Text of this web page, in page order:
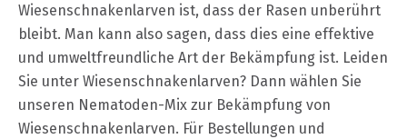
Wiesenschnakenlarven ist, dass der Rasen unberührt
bleibt. Man kann also sagen, dass dies eine effektive
und umweltfreundliche Art der Bekämpfung ist. Leiden
Sie unter Wiesenschnakenlarven? Dann wählen Sie
unseren Nematoden-Mix zur Bekämpfung von
Wiesenschnakenlarven. Für Bestellungen und